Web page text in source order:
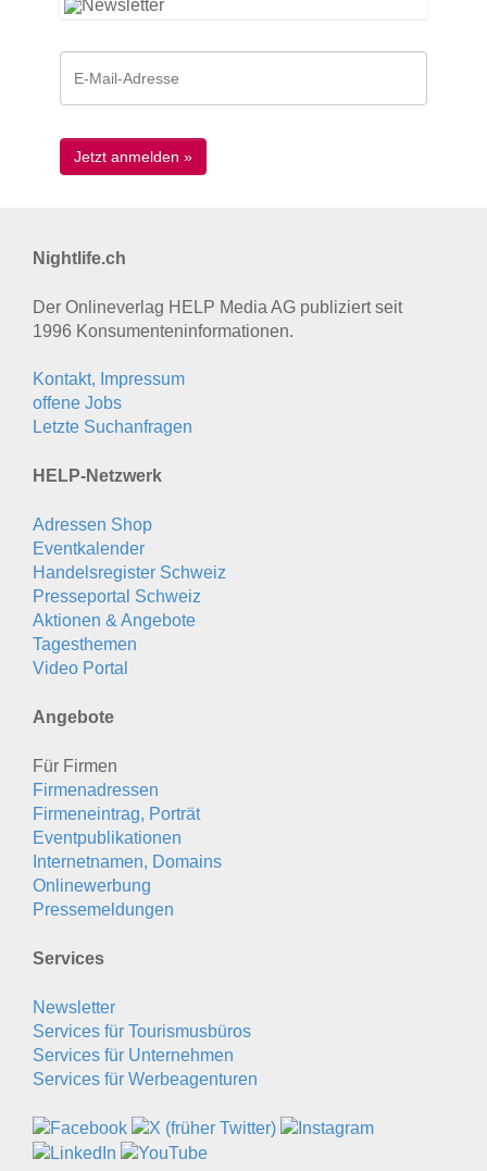
Nightlife.ch
Der Onlineverlag HELP Media AG publiziert seit
1996 Konsumenten­informationen.
Kontakt, Impressum
offene Jobs
Letzte Suchanfragen
HELP-Netzwerk
Adressen Shop
Eventkalender
Handelsregister Schweiz
Presseportal Schweiz
Aktionen & Angebote
Tagesthemen
Video Portal
Angebote
Für Firmen
Firmenadressen
Firmeneintrag, Porträt
Eventpublikationen
Internetnamen, Domains
Onlinewerbung
Pressemeldungen
Services
Newsletter
Services für Tourismusbüros
Services für Unternehmen
Services für Werbeagenturen